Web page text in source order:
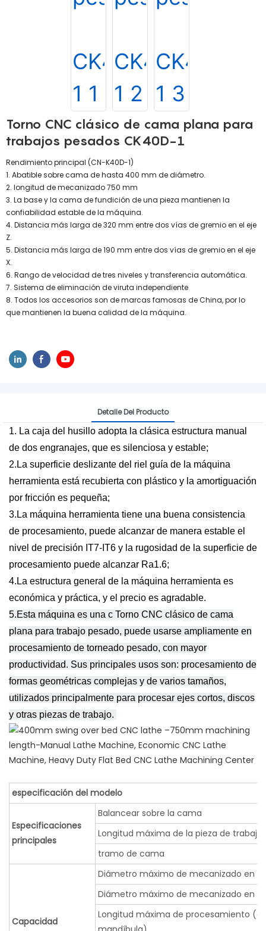
Torno CNC clásico de cama plana para
trabajos pesados ​​CK40D-1
Rendimiento principal (CN-K40D-1)
1. Abatible sobre cama de hasta 400 mm de diámetro.
2. longitud de mecanizado 750 mm
3. La base y la cama de fundición de una pieza mantienen la
confiabilidad estable de la máquina.
4. Distancia más larga de 320 mm entre dos vías de gremio en el eje
Z.
5. Distancia más larga de 190 mm entre dos vías de gremio en el eje
X.
6. Rango de velocidad de tres niveles y transferencia automática.
7. Sistema de eliminación de viruta independiente
8. Todos los accesorios son de marcas famosas de China, por lo
que mantienen la buena calidad de la máquina.
Detalle Del Producto
1. La caja del husillo adopta la clásica estructura manual
de dos engranajes, que es silenciosa y estable;
2.La superficie deslizante del riel guía de la máquina
herramienta está recubierta con plástico y la amortiguación
por fricción es pequeña;
3.La máquina herramienta tiene una buena consistencia
de procesamiento, puede alcanzar de manera estable el
nivel de precisión IT7-IT6 y la rugosidad de la superficie de
procesamiento puede alcanzar Ra1.6;
4.La estructura general de la máquina herramienta es
económica y práctica, y el precio es agradable.
5.Esta máquina es una c Torno CNC clásico de cama
plana para trabajo pesado, puede usarse ampliamente en
procesamiento de torneado pesado, con mayor
productividad. Sus principales usos son: procesamiento de
formas geométricas complejas y de varios tamaños,
utilizados principalmente para procesar ejes cortos, discos
y otras piezas de trabajo.
especificación del modelo
Especificaciones
principales
Balancear sobre la cama
Longitud máxima de la pieza de
tramo de cama
Capacidad
Diámetro máximo de mecanizado en
Diámetro máximo de mecanizado en
Longitud máxima de procesamiento